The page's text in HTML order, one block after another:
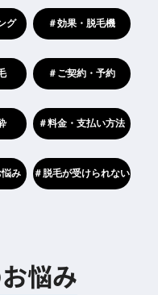
グ ＃効果・脱毛機
＃ご契約・予約
＃料金・支払い方法
悩み ＃脱毛が受けられない
悩み